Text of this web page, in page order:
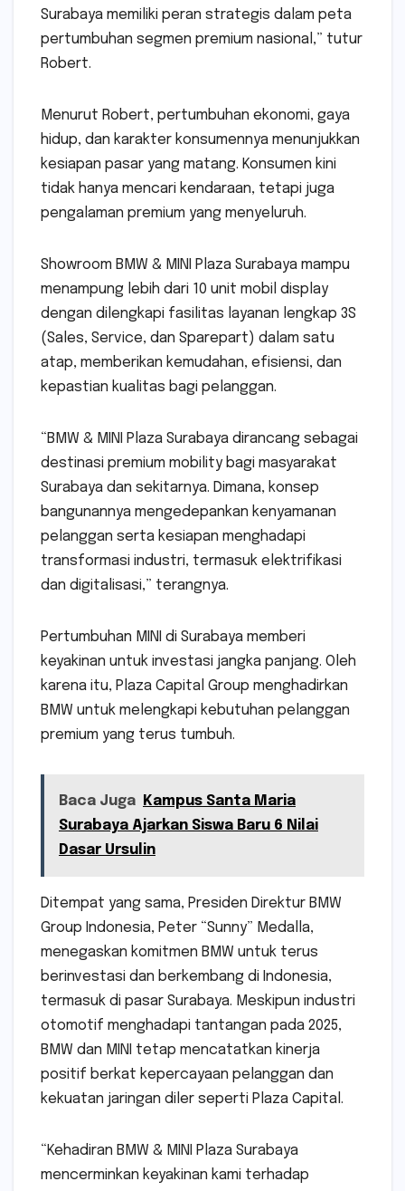
Surabaya memiliki peran strategis dalam peta
pertumbuhan segmen premium nasional,” tutur
Robert.
Menurut Robert, pertumbuhan ekonomi, gaya
hidup, dan karakter konsumennya menunjukkan
kesiapan pasar yang matang. Konsumen kini
tidak hanya mencari kendaraan, tetapi juga
pengalaman premium yang menyeluruh.
Showroom BMW & MINI Plaza Surabaya mampu
menampung lebih dari 10 unit mobil display
dengan dilengkapi fasilitas layanan lengkap 3S
(Sales, Service, dan Sparepart) dalam satu
atap, memberikan kemudahan, efisiensi, dan
kepastian kualitas bagi pelanggan.
“BMW & MINI Plaza Surabaya dirancang sebagai
destinasi premium mobility bagi masyarakat
Surabaya dan sekitarnya. Dimana, konsep
bangunannya mengedepankan kenyamanan
pelanggan serta kesiapan menghadapi
transformasi industri, termasuk elektrifikasi
dan digitalisasi,” terangnya.
Pertumbuhan MINI di Surabaya memberi
keyakinan untuk investasi jangka panjang. Oleh
karena itu, Plaza Capital Group menghadirkan
BMW untuk melengkapi kebutuhan pelanggan
premium yang terus tumbuh.
Baca Juga
Kampus Santa Maria
Surabaya Ajarkan Siswa Baru 6 Nilai
Dasar Ursulin
Ditempat yang sama, Presiden Direktur BMW
Group Indonesia, Peter “Sunny” Medalla,
menegaskan komitmen BMW untuk terus
berinvestasi dan berkembang di Indonesia,
termasuk di pasar Surabaya. Meskipun industri
otomotif menghadapi tantangan pada 2025,
BMW dan MINI tetap mencatatkan kinerja
positif berkat kepercayaan pelanggan dan
kekuatan jaringan diler seperti Plaza Capital.
“Kehadiran BMW & MINI Plaza Surabaya
mencerminkan keyakinan kami terhadap